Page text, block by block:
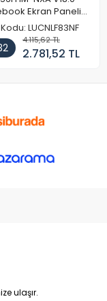
Ekran Paneli
144Hz
LUCNLF83NF
4.115,62 TL
2.781,52 TL
ulaşır.